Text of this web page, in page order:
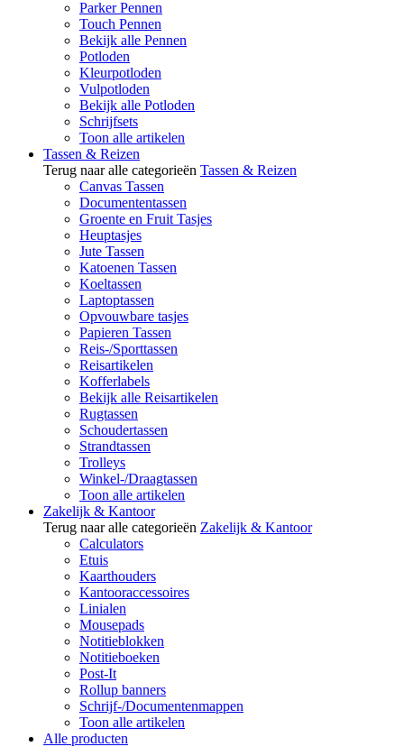
Parker Pennen
Touch Pennen
Bekijk alle Pennen
Potloden
Kleurpotloden
Vulpotloden
Bekijk alle Potloden
Schrijfsets
Toon alle artikelen
Tassen & Reizen
Terug naar alle categorieën Tassen & Reizen
Canvas Tassen
Documententassen
Groente en Fruit Tasjes
Heuptasjes
Jute Tassen
Katoenen Tassen
Koeltassen
Laptoptassen
Opvouwbare tasjes
Papieren Tassen
Reis-/Sporttassen
Reisartikelen
Kofferlabels
Bekijk alle Reisartikelen
Rugtassen
Schoudertassen
Strandtassen
Trolleys
Winkel-/Draagtassen
Toon alle artikelen
Zakelijk & Kantoor
Terug naar alle categorieën Zakelijk & Kantoor
Calculators
Etuis
Kaarthouders
Kantooraccessoires
Linialen
Mousepads
Notitieblokken
Notitieboeken
Post-It
Rollup banners
Schrijf-/Documentenmappen
Toon alle artikelen
Alle producten